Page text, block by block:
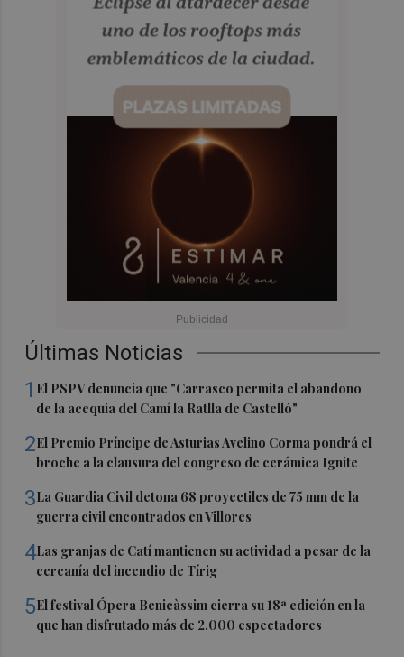
Últimas Noticias
1 El PSPV denuncia que "Carrasco permita el abandono
de la acequia del Camí la Ratlla de Castelló"
2El Premio Príncipe de Asturias Avelino Corma pondrá el
broche a la clausura del congreso de cerámica Ignite
3La Guardia Civil detona 68 proyectiles de 75 mm de la
guerra civil encontrados en Villores
4Las granjas de Catí mantienen su actividad a pesar de la
cercanía del incendio de Tírig
5El festival Ópera Benicàssim cierra su 18ª edición en la
que han disfrutado más de 2.000 espectadores